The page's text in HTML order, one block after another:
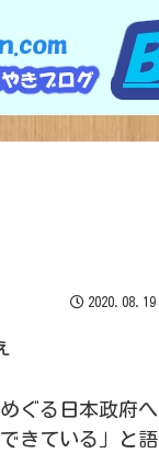
2020.08.19
ぐる日本政府へ
きている」と語